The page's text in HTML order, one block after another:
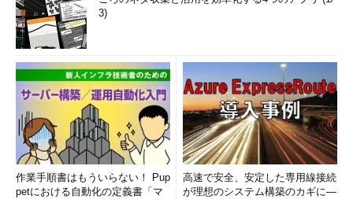
3)
作業手順書はもういらない！ Pup
petにおける自動化の定義書「マ
高速で安全、安定した専用線接続
が理想のシステム構築のカギに―